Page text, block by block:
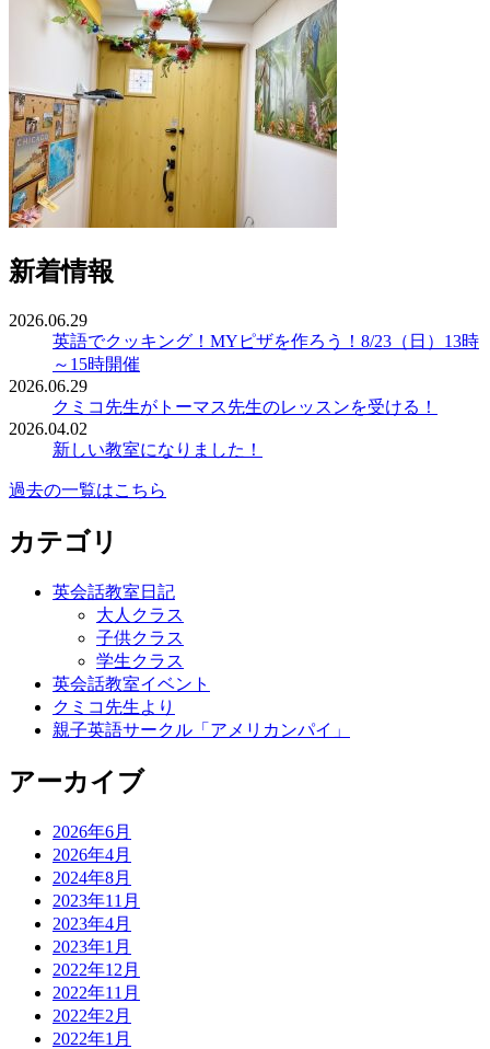
新着情報
2026.06.29
英語でクッキング！MYピザを作ろう！8/23（日）13時
～15時開催
2026.06.29
クミコ先生がトーマス先生のレッスンを受ける！
2026.04.02
新しい教室になりました！
過去の一覧はこちら
カテゴリ
英会話教室日記
大人クラス
子供クラス
学生クラス
英会話教室イベント
クミコ先生より
親子英語サークル「アメリカンパイ」
アーカイブ
2026年6月
2026年4月
2024年8月
2023年11月
2023年4月
2023年1月
2022年12月
2022年11月
2022年2月
2022年1月